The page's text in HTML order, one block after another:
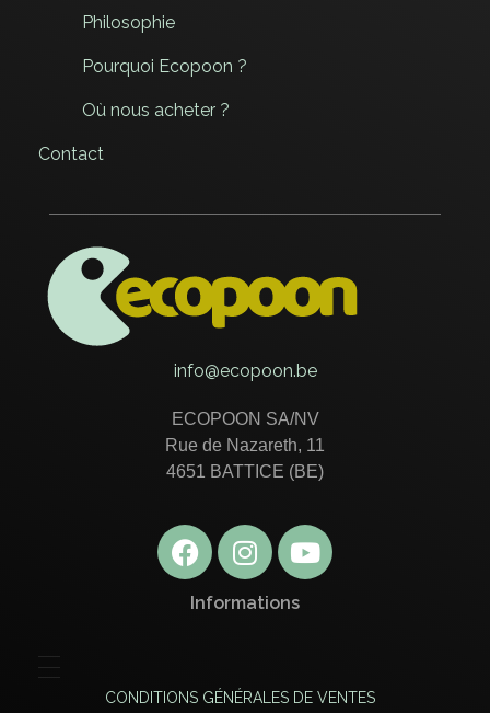
Philosophie
Pourquoi Ecopoon ?
Où nous acheter ?
Contact
info@ecopoon.be
ECOPOON SA/NV
Rue de Nazareth, 11
4651 BATTICE (BE)
Informations
CONDITIONS GÉNÉRALES DE VENTES